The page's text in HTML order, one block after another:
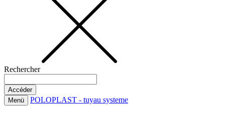
Rechercher
Menü POLOPLAST - tuyau systeme